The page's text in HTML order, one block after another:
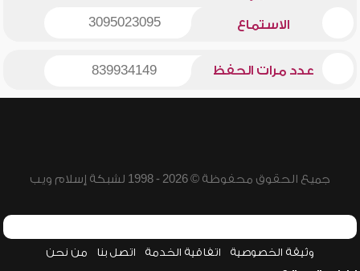
الاستماع 3095023095
عدد مرات الحفظ 839934149
جميع الحقوق محفوظة © 2026 - 1998 لشبكة إسلام ويب
وثيقة الخصوصية اتفاقية الخدمة اتصل بنا من نحن